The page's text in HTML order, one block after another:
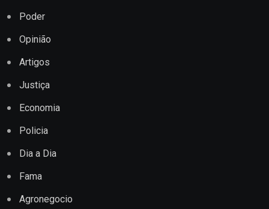
Poder
Opinião
Artigos
Justiça
Economia
Policia
Dia a Dia
Fama
Agronegocio